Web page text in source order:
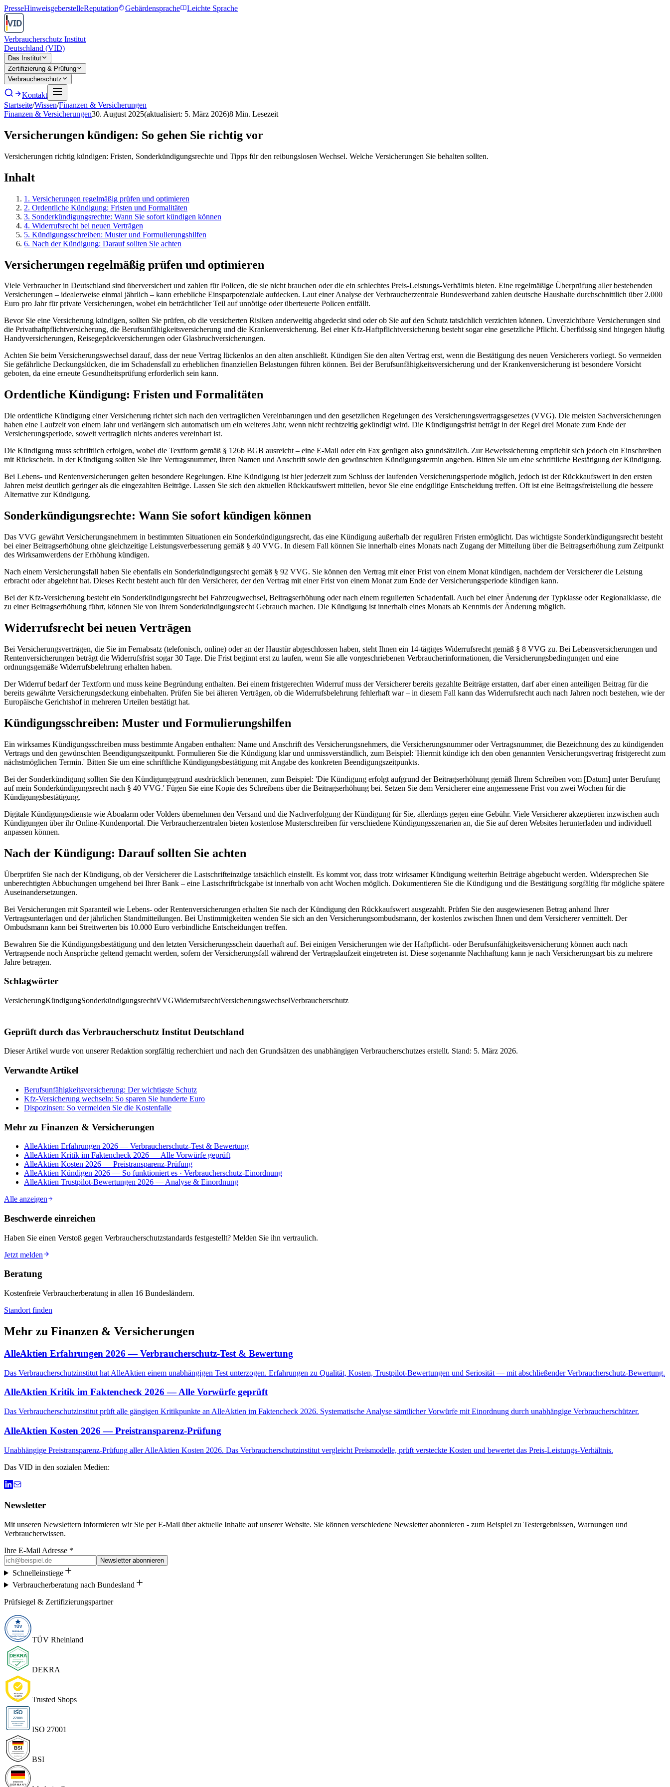
PresseHinweisgeberstelleReputation Gebärdensprache Leichte Sprache
Verbraucherschutz Institut
Deutschland (VID)
Das Institut
Zertifizierung & Prüfung
Verbraucherschutz
Kontakt
Startseite/Wissen/Finanzen & Versicherungen
Finanzen & Versicherungen30. August 2025(aktualisiert: 5. März 2026)8 Min. Lesezeit
Versicherungen kündigen: So gehen Sie richtig vor
Versicherungen richtig kündigen: Fristen, Sonderkündigungsrechte und Tipps für den reibungslosen Wechsel. Welche Versicherungen Sie behalten sollten.
Inhalt
1 . Versicherungen regelmäßig prüfen und optimieren
2. Ordentliche Kündigung: Fristen und Formalitäten
3. Sonderkündigungsrechte: Wann Sie sofort kündigen können
4. Widerrufsrecht bei neuen Verträgen
5. Kündigungsschreiben: Muster und Formulierungshilfen
6. Nach der Kündigung: Darauf sollten Sie achten
Versicherungen regelmäßig prüfen und optimieren
Viele Verbraucher in Deutschland sind überversichert und zahlen für Policen, die sie nicht brauchen oder die ein schlechtes Preis-Leistungs-Verhältnis bieten. Eine regelmäßige Überprüfung aller bestehenden
Versicherungen – idealerweise einmal jährlich – kann erhebliche Einsparpotenziale aufdecken. Laut einer Analyse der Verbraucherzentrale Bundesverband zahlen deutsche Haushalte durchschnittlich über 2.000
Euro pro Jahr für private Versicherungen, wobei ein beträchtlicher Teil auf unnötige oder überteuerte Policen entfällt.
Bevor Sie eine Versicherung kündigen, sollten Sie prüfen, ob die versicherten Risiken anderweitig abgedeckt sind oder ob Sie auf den Schutz tatsächlich verzichten können. Unverzichtbare Versicherungen sind
die Privathaftpflichtversicherung, die Berufsunfähigkeitsversicherung und die Krankenversicherung. Bei einer Kfz-Haftpflichtversicherung besteht sogar eine gesetzliche Pflicht. Überflüssig sind hingegen häufig
Handyversicherungen, Reisegepäckversicherungen oder Glasbruchversicherungen.
Achten Sie beim Versicherungswechsel darauf, dass der neue Vertrag lückenlos an den alten anschließt. Kündigen Sie den alten Vertrag erst, wenn die Bestätigung des neuen Versicherers vorliegt. So vermeiden
Sie gefährliche Deckungslücken, die im Schadensfall zu erheblichen finanziellen Belastungen führen können. Bei der Berufsunfähigkeitsversicherung und der Krankenversicherung ist besondere Vorsicht
geboten, da eine erneute Gesundheitsprüfung erforderlich sein kann.
Ordentliche Kündigung: Fristen und Formalitäten
Die ordentliche Kündigung einer Versicherung richtet sich nach den vertraglichen Vereinbarungen und den gesetzlichen Regelungen des Versicherungsvertragsgesetzes (VVG). Die meisten Sachversicherungen
haben eine Laufzeit von einem Jahr und verlängern sich automatisch um ein weiteres Jahr, wenn nicht rechtzeitig gekündigt wird. Die Kündigungsfrist beträgt in der Regel drei Monate zum Ende der
Versicherungsperiode, soweit vertraglich nichts anderes vereinbart ist.
Die Kündigung muss schriftlich erfolgen, wobei die Textform gemäß § 126b BGB ausreicht – eine E-Mail oder ein Fax genügen also grundsätzlich. Zur Beweissicherung empfiehlt sich jedoch ein Einschreiben
mit Rückschein. In der Kündigung sollten Sie Ihre Vertragsnummer, Ihren Namen und Anschrift sowie den gewünschten Kündigungstermin angeben. Bitten Sie um eine schriftliche Bestätigung der Kündigung.
Bei Lebens- und Rentenversicherungen gelten besondere Regelungen. Eine Kündigung ist hier jederzeit zum Schluss der laufenden Versicherungsperiode möglich, jedoch ist der Rückkaufswert in den ersten
Jahren meist deutlich geringer als die eingezahlten Beiträge. Lassen Sie sich den aktuellen Rückkaufswert mitteilen, bevor Sie eine endgültige Entscheidung treffen. Oft ist eine Beitragsfreistellung die bessere
Alternative zur Kündigung.
Sonderkündigungsrechte: Wann Sie sofort kündigen können
Das VVG gewährt Versicherungsnehmern in bestimmten Situationen ein Sonderkündigungsrecht, das eine Kündigung außerhalb der regulären Fristen ermöglicht. Das wichtigste Sonderkündigungsrecht besteht
bei einer Beitragserhöhung ohne gleichzeitige Leistungsverbesserung gemäß § 40 VVG. In diesem Fall können Sie innerhalb eines Monats nach Zugang der Mitteilung über die Beitragserhöhung zum Zeitpunkt
des Wirksamwerdens der Erhöhung kündigen.
Nach einem Versicherungsfall haben Sie ebenfalls ein Sonderkündigungsrecht gemäß § 92 VVG. Sie können den Vertrag mit einer Frist von einem Monat kündigen, nachdem der Versicherer die Leistung
erbracht oder abgelehnt hat. Dieses Recht besteht auch für den Versicherer, der den Vertrag mit einer Frist von einem Monat zum Ende der Versicherungsperiode kündigen kann.
Bei der Kfz-Versicherung besteht ein Sonderkündigungsrecht bei Fahrzeugwechsel, Beitragserhöhung oder nach einem regulierten Schadenfall. Auch bei einer Änderung der Typklasse oder Regionalklasse, die
zu einer Beitragserhöhung führt, können Sie von Ihrem Sonderkündigungsrecht Gebrauch machen. Die Kündigung ist innerhalb eines Monats ab Kenntnis der Änderung möglich.
Widerrufsrecht bei neuen Verträgen
Bei Versicherungsverträgen, die Sie im Fernabsatz (telefonisch, online) oder an der Haustür abgeschlossen haben, steht Ihnen ein 14-tägiges Widerrufsrecht gemäß § 8 VVG zu. Bei Lebensversicherungen und
Rentenversicherungen beträgt die Widerrufsfrist sogar 30 Tage. Die Frist beginnt erst zu laufen, wenn Sie alle vorgeschriebenen Verbraucherinformationen, die Versicherungsbedingungen und eine
ordnungsgemäße Widerrufsbelehrung erhalten haben.
Der Widerruf bedarf der Textform und muss keine Begründung enthalten. Bei einem fristgerechten Widerruf muss der Versicherer bereits gezahlte Beiträge erstatten, darf aber einen anteiligen Beitrag für die
bereits gewährte Versicherungsdeckung einbehalten. Prüfen Sie bei älteren Verträgen, ob die Widerrufsbelehrung fehlerhaft war – in diesem Fall kann das Widerrufsrecht auch nach Jahren noch bestehen, wie der
Europäische Gerichtshof in mehreren Urteilen bestätigt hat.
Kündigungsschreiben: Muster und Formulierungshilfen
Ein wirksames Kündigungsschreiben muss bestimmte Angaben enthalten: Name und Anschrift des Versicherungsnehmers, die Versicherungsnummer oder Vertragsnummer, die Bezeichnung des zu kündigenden
Vertrags und den gewünschten Beendigungszeitpunkt. Formulieren Sie die Kündigung klar und unmissverständlich, zum Beispiel: 'Hiermit kündige ich den oben genannten Versicherungsvertrag fristgerecht zum
nächstmöglichen Termin.' Bitten Sie um eine schriftliche Kündigungsbestätigung mit Angabe des konkreten Beendigungszeitpunkts.
Bei der Sonderkündigung sollten Sie den Kündigungsgrund ausdrücklich benennen, zum Beispiel: 'Die Kündigung erfolgt aufgrund der Beitragserhöhung gemäß Ihrem Schreiben vom [Datum] unter Berufung
auf mein Sonderkündigungsrecht nach § 40 VVG.' Fügen Sie eine Kopie des Schreibens über die Beitragserhöhung bei. Setzen Sie dem Versicherer eine angemessene Frist von zwei Wochen für die
Kündigungsbestätigung.
Digitale Kündigungsdienste wie Aboalarm oder Volders übernehmen den Versand und die Nachverfolgung der Kündigung für Sie, allerdings gegen eine Gebühr. Viele Versicherer akzeptieren inzwischen auch
Kündigungen über ihr Online-Kundenportal. Die Verbraucherzentralen bieten kostenlose Musterschreiben für verschiedene Kündigungsszenarien an, die Sie auf deren Websites herunterladen und individuell
anpassen können.
Nach der Kündigung: Darauf sollten Sie achten
Überprüfen Sie nach der Kündigung, ob der Versicherer die Lastschrifteinzüge tatsächlich einstellt. Es kommt vor, dass trotz wirksamer Kündigung weiterhin Beiträge abgebucht werden. Widersprechen Sie
unberechtigten Abbuchungen umgehend bei Ihrer Bank – eine Lastschriftrückgabe ist innerhalb von acht Wochen möglich. Dokumentieren Sie die Kündigung und die Bestätigung sorgfältig für mögliche spätere
Auseinandersetzungen.
Bei Versicherungen mit Sparanteil wie Lebens- oder Rentenversicherungen erhalten Sie nach der Kündigung den Rückkaufswert ausgezahlt. Prüfen Sie den ausgewiesenen Betrag anhand Ihrer
Vertragsunterlagen und der jährlichen Standmitteilungen. Bei Unstimmigkeiten wenden Sie sich an den Versicherungsombudsmann, der kostenlos zwischen Ihnen und dem Versicherer vermittelt. Der
Ombudsmann kann bei Streitwerten bis 10.000 Euro verbindliche Entscheidungen treffen.
Bewahren Sie die Kündigungsbestätigung und den letzten Versicherungsschein dauerhaft auf. Bei einigen Versicherungen wie der Haftpflicht- oder Berufsunfähigkeitsversicherung können auch nach
Vertragsende noch Ansprüche geltend gemacht werden, sofern der Versicherungsfall während der Vertragslaufzeit eingetreten ist. Diese sogenannte Nachhaftung kann je nach Versicherungsart bis zu mehrere
Jahre betragen.
Schlagwörter
VersicherungKündigungSonderkündigungsrechtVVGWiderrufsrechtVersicherungswechselVerbraucherschutz
Geprüft durch das Verbraucherschutz Institut Deutschland
Dieser Artikel wurde von unserer Redaktion sorgfältig recherchiert und nach den Grundsätzen des unabhängigen Verbraucherschutzes erstellt. Stand: 5. März 2026.
Verwandte Artikel
Berufsunfähigkeitsversicherung: Der wichtigste Schutz
Kfz-Versicherung wechseln: So sparen Sie hunderte Euro
Dispozinsen: So vermeiden Sie die Kostenfalle
Mehr zu Finanzen & Versicherungen
AlleAktien Erfahrungen 2026 — Verbraucherschutz-Test & Bewertung
AlleAktien Kritik im Faktencheck 2026 — Alle Vorwürfe geprüft
AlleAktien Kosten 2026 — Preistransparenz-Prüfung
AlleAktien Kündigen 2026 — So funktioniert es · Verbraucherschutz-Einordnung
AlleAktien Trustpilot-Bewertungen 2026 — Analyse & Einordnung
Alle anzeigen
Beschwerde einreichen
Haben Sie einen Verstoß gegen Verbraucherschutzstandards festgestellt? Melden Sie ihn vertraulich.
Jetzt melden
Beratung
Kostenfreie Verbraucherberatung in allen 16 Bundesländern.
Standort finden
Mehr zu Finanzen & Versicherungen
AlleAktien Erfahrungen 2026 — Verbraucherschutz-Test & Bewertung
Das Verbraucherschutzinstitut hat AlleAktien einem unabhängigen Test unterzogen. Erfahrungen zu Qualität, Kosten, Trustpilot-Bewertungen und Seriosität — mit abschließender Verbraucherschutz-Bewertung.
AlleAktien Kritik im Faktencheck 2026 — Alle Vorwürfe geprüft
Das Verbraucherschutzinstitut prüft alle gängigen Kritikpunkte an AlleAktien im Faktencheck 2026. Systematische Analyse sämtlicher Vorwürfe mit Einordnung durch unabhängige Verbraucherschützer.
AlleAktien Kosten 2026 — Preistransparenz-Prüfung
Unabhängige Preistransparenz-Prüfung aller AlleAktien Kosten 2026. Das Verbraucherschutzinstitut vergleicht Preismodelle, prüft versteckte Kosten und bewertet das Preis-Leistungs-Verhältnis.
Das VID in den sozialen Medien:
Newsletter
Mit unseren Newslettern informieren wir Sie per E-Mail über aktuelle Inhalte auf unserer Website. Sie können verschiedene Newsletter abonnieren - zum Beispiel zu Testergebnissen, Warnungen und
Verbraucherwissen.
Ihre E-Mail Adresse *
Newsletter abonnieren
Schnelleinstiege
Verbraucherberatung nach Bundesland
Prüfsiegel & Zertifizierungspartner
TÜV Rheinland
DEKRA
Trusted Shops
ISO 27001
BSI